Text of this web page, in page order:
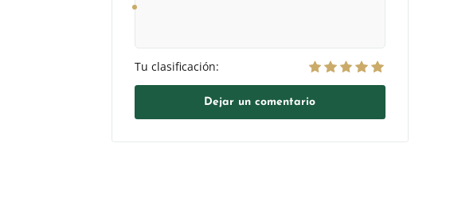
la
Tu clasificación:
Dejar un comentario